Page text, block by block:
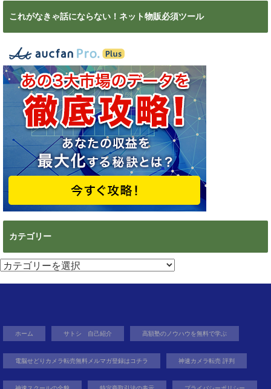
これがなきゃ話にならない！ネット物販必須ツール
カテゴリー
カ
ホーム サトシ 自己紹介 高額塾のノウハウを無料で学ぶ
電脳せどりカメラ転売無料メルマガ登録はコチラ 神速カメラ転売 評判